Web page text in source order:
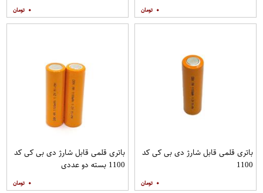
۰ ۰
باتری قلمی قابل شارژ دی بی کی کد
1100
۰
باتری قلمی قابل شارژ دی بی کی کد
1100 بسته دو عددی
۰